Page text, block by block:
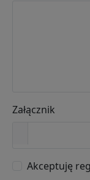
Załącznik
Akceptuję